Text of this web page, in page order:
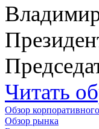
Читать
Обзор
Обзор рынка